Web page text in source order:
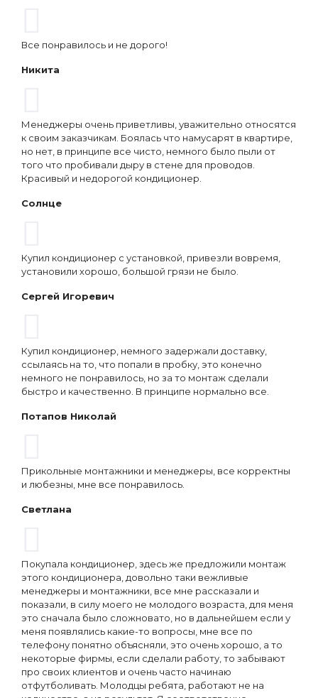
Все понравилось и не дорого!
Никита
Менеджеры очень приветливы, уважительно относятся
к своим заказчикам. Боялась что намусарят в квартире,
но нет, в принципе все чисто, немного было пыли от
того что пробивали дыру в стене для проводов.
Красивый и недорогой кондиционер.
Солнце
Купил кондиционер с установкой, привезли вовремя,
установили хорошо, большой грязи не было.
Сергей Игоревич
Купил кондиционер, немного задержали доставку,
ссылаясь на то, что попали в пробку, это конечно
немного не понравилось, но за то монтаж сделали
быстро и качественно. В принципе нормально все.
Потапов Николай
Прикольные монтажники и менеджеры, все корректны
и любезны, мне все понравилось.
Светлана
Покупала кондиционер, здесь же предложили монтаж
этого кондиционера, довольно таки вежливые
менеджеры и монтажники, все мне рассказали и
показали, в силу моего не молодого возраста, для меня
это сначала было сложновато, но в дальнейшем если у
меня появлялись какие-то вопросы, мне все по
телефону понятно объясняли, это очень хорошо, а то
некоторые фирмы, если сделали работу, то забывают
про своих клиентов и очень часто начинаю
отфутболивать. Молодцы ребята, работают не на